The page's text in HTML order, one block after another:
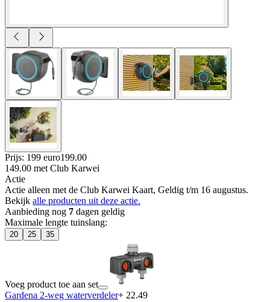
Prijs: 199 euro199.00
149.00 met Club Karwei
Actie
Actie alleen met de Club Karwei Kaart, Geldig t/m 16 augustus.
Bekijk alle producten uit deze actie.
Aanbieding nog 7 dagen geldig
Maximale lengte tuinslang:
20 25 35
Voeg product toe aan set
Gardena 2-weg waterverdeler+ 22.49